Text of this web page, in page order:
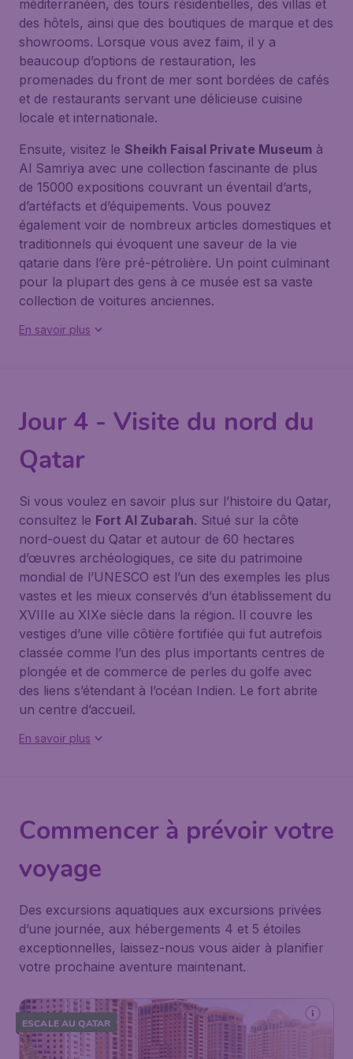
méditerranéen, des tours résidentielles, des villas et
des hôtels, ainsi que des boutiques de marque et des
showrooms. Lorsque vous avez faim, il y a
beaucoup d’options de restauration, les
promenades du front de mer sont bordées de cafés
et de restaurants servant une délicieuse cuisine
locale et internationale.
Ensuite, visitez le Sheikh Faisal Private Museum à
Al Samriya avec une collection fascinante de plus
de 15000 expositions couvrant un éventail d’arts,
d’artéfacts et d’équipements. Vous pouvez
également voir de nombreux articles domestiques et
traditionnels qui évoquent une saveur de la vie
qatarie dans l’ère pré-pétrolière. Un point culminant
pour la plupart des gens à ce musée est sa vaste
collection de voitures anciennes.
En savoir plus
Jour 4 - Visite du nord du
Qatar
Si vous voulez en savoir plus sur l’histoire du Qatar,
consultez le Fort Al Zubarah. Situé sur la côte
nord-ouest du Qatar et autour de 60 hectares
d’œuvres archéologiques, ce site du patrimoine
mondial de l’UNESCO est l’un des exemples les plus
vastes et les mieux conservés d’un établissement du
XVIIIe au XIXe siècle dans la région. Il couvre les
vestiges d’une ville côtière fortifiée qui fut autrefois
classée comme l’un des plus importants centres de
plongée et de commerce de perles du golfe avec
des liens s’étendant à l’océan Indien. Le fort abrite
un centre d’accueil.
En savoir plus
Commencer à prévoir votre
voyage
Des excursions aquatiques aux excursions privées
d’une journée, aux hébergements 4 et 5 étoiles
exceptionnelles, laissez-nous vous aider à planifier
votre prochaine aventure maintenant.
ESCALE AU QATAR